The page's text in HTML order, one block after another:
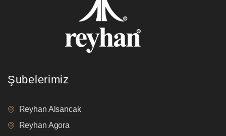
Şubelerimiz
Reyhan Alsancak
Reyhan Agora